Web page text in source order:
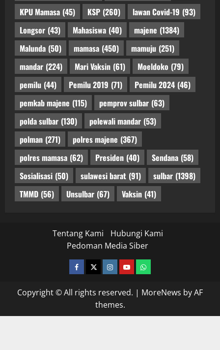
KPU Mamasa (45) KSP (260) lawan Covid-19 (93)
Longsor (43) Mahasiswa (40) majene (1384)
Malunda (50) mamasa (450) mamuju (251)
mandar (224) Mari Vaksin (61) Moeldoko (79)
pemilu (44) Pemilu 2019 (71) Pemilu 2024 (46)
pemkab majene (115) pemprov sulbar (63)
polda sulbar (130) polewali mandar (53)
polman (271) polres majene (367)
polres mamasa (62) Presiden (40) Sendana (58)
Sosialisasi (50) sulawesi barat (91) sulbar (1398)
TMMD (56) Unsulbar (67) Vaksin (41)
Tentang Kami
Hubungi Kami
Pedoman Media Siber
facebooktwitterinstagram.com
youtubewhatsapp
Copyright © All rights reserved. | MoreNews by AF
themes.